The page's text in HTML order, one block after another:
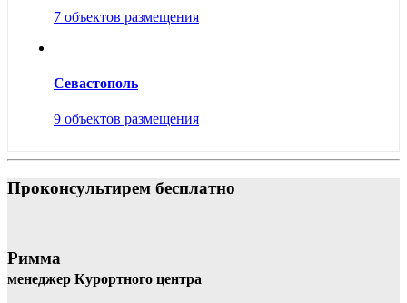
7 объектов размещения
Севастополь
9 объектов размещения
Проконсультирем бесплатно
Римма
менеджер Курортного центра